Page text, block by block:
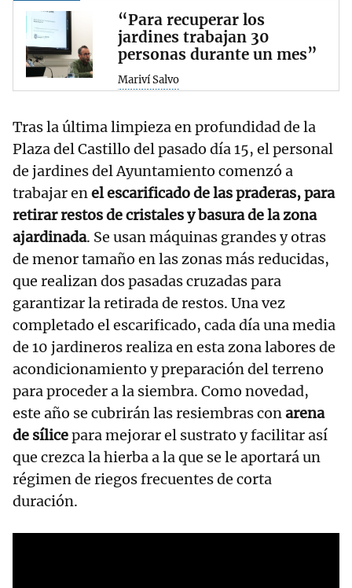
“Para recuperar los
jardines trabajan 30
personas durante un mes”
Mariví Salvo
Tras la última limpieza en profundidad de la
Plaza del Castillo del pasado día 15, el personal
de jardines del Ayuntamiento comenzó a
trabajar enel escarificado de las praderas, para
retirar restos de cristales y basura de la zona
ajardinada. Se usan máquinas grandes y otras
de menor tamaño en las zonas más reducidas,
que realizan dos pasadas cruzadas para
garantizar la retirada de restos. Una vez
completado el escarificado, cada día una media
de 10 jardineros realiza en esta zona labores de
acondicionamiento y preparación del terreno
para proceder a la siembra. Como novedad,
este año se cubrirán las resiembras conarena
de sílicepara mejorar el sustrato y facilitar así
que crezca la hierba a la que se le aportará un
régimen de riegos frecuentes de corta
duración.